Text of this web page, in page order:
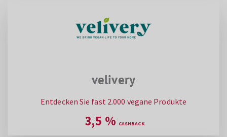
velivery
Entdecken Sie fast 2.000 vegane Produkte
3,5 %